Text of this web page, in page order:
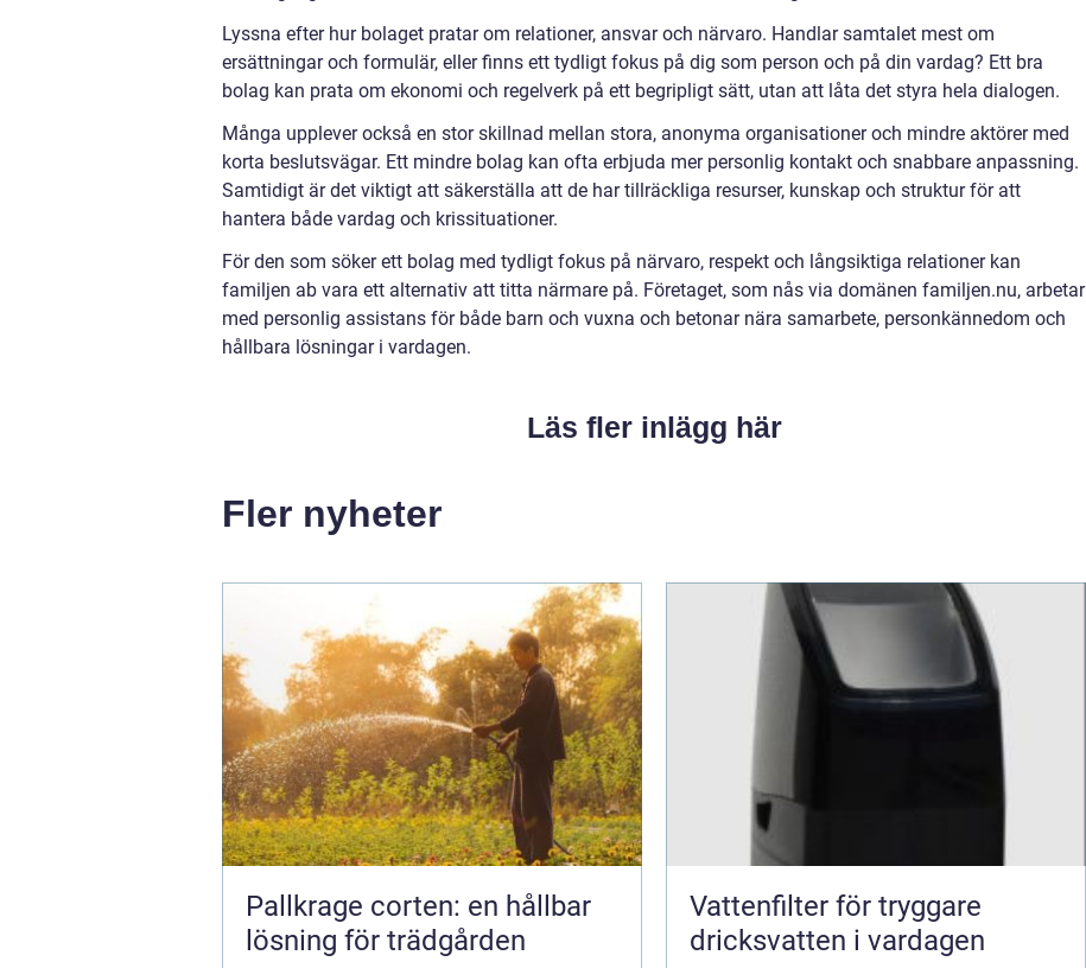
Lyssna efter hur bolaget pratar om relationer, ansvar och närvaro. Handlar samtalet mest om
ersättningar och formulär, eller finns ett tydligt fokus på dig som person och på din vardag? Ett bra
bolag kan prata om ekonomi och regelverk på ett begripligt sätt, utan att låta det styra hela dialogen.
Många upplever också en stor skillnad mellan stora, anonyma organisationer och mindre aktörer med
korta beslutsvägar. Ett mindre bolag kan ofta erbjuda mer personlig kontakt och snabbare anpassning.
Samtidigt är det viktigt att säkerställa att de har tillräckliga resurser, kunskap och struktur för att
hantera både vardag och krissituationer.
För den som söker ett bolag med tydligt fokus på närvaro, respekt och långsiktiga relationer kan
familjen ab vara ett alternativ att titta närmare på. Företaget, som nås via domänen familjen.nu, arbetar
med personlig assistans för både barn och vuxna och betonar nära samarbete, personkännedom och
hållbara lösningar i vardagen.
Läs fler inlägg här
Fler nyheter
Pallkrage corten: en hållbar
lösning för trädgården
Vattenfilter för tryggare
dricksvatten i vardagen